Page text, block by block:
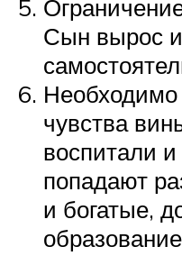
Сын вырос
Необходимо
чувства
воспитали
попадают
и богатые,